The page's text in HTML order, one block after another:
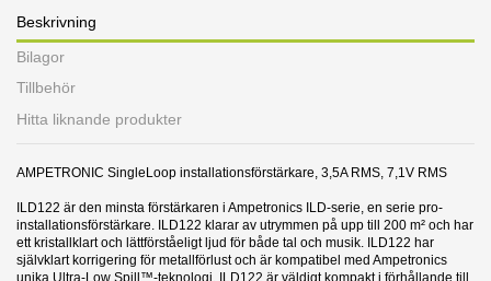
Beskrivning
Bilagor
Tillbehör
Hitta liknande produkter
AMPETRONIC SingleLoop installationsförstärkare, 3,5A RMS, 7,1V RMS
ILD122 är den minsta förstärkaren i Ampetronics ILD-serie, en serie pro-
installationsförstärkare. ILD122 klarar av utrymmen på upp till 200 m² och har
ett kristallklart och lättförståeligt ljud för både tal och musik. ILD122 har
självklart korrigering för metallförlust och är kompatibel med Ampetronics
unika Ultra-Low Spill™-teknologi. ILD122 är väldigt kompakt i förhållande till